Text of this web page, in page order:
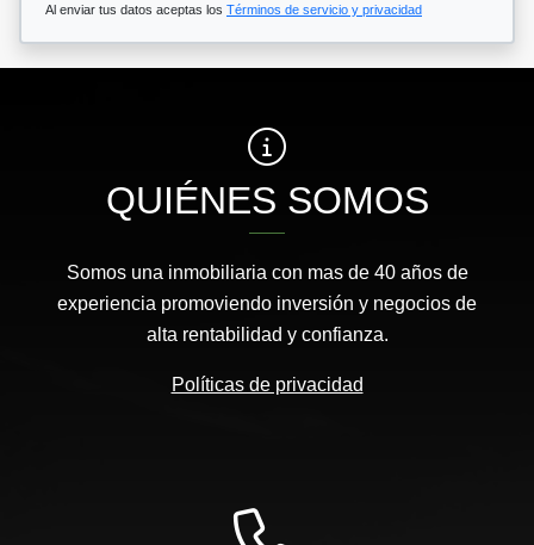
Al enviar tus datos aceptas los Términos de servicio y privacidad
QUIÉNES SOMOS
Somos una inmobiliaria con mas de 40 años de
experiencia promoviendo inversión y negocios de
alta rentabilidad y confianza.
Políticas de privacidad